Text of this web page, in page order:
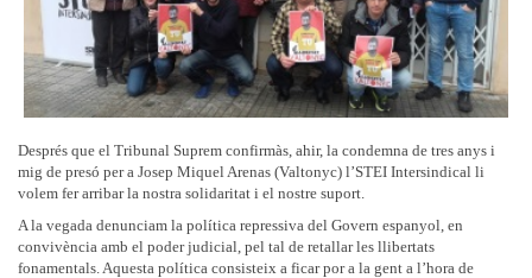
Després que el Tribunal Suprem confirmàs, ahir, la condemna de tres anys i
mig de presó per a Josep Miquel Arenas (Valtonyc) l’STEI Intersindical li
volem fer arribar la nostra solidaritat i el nostre suport.
A la vegada denunciam la política repressiva del Govern espanyol, en
convivència amb el poder judicial, pel tal de retallar les llibertats
fonamentals. Aquesta política consisteix a ficar por a la gent a l’hora de